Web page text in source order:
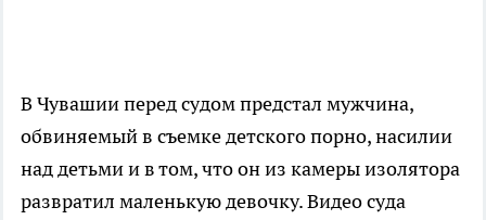
В Чувашии перед судом предстал мужчина,
обвиняемый в съемке детского порно, насилии
над детьми и в том, что он из камеры изолятора
развратил маленькую девочку. Видео суда